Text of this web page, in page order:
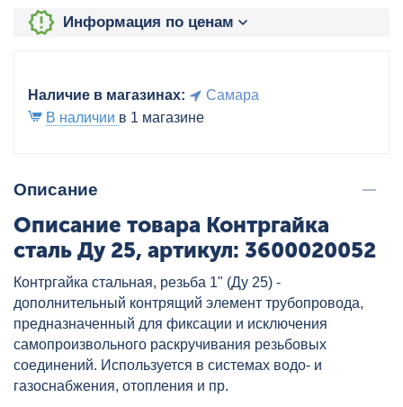
Информация по ценам
Наличие в магазинах:
Самара
В наличии в 1 магазине
Описание
Описание товара Контргайка
сталь Ду 25, артикул: 3600020052
Контргайка стальная, резьба 1" (Ду 25) -
дополнительный контрящий элемент трубопровода,
предназначенный для фиксации и исключения
самопроизвольного раскручивания резьбовых
соединений. Используется в системах водо- и
газоснабжения, отопления и пр.